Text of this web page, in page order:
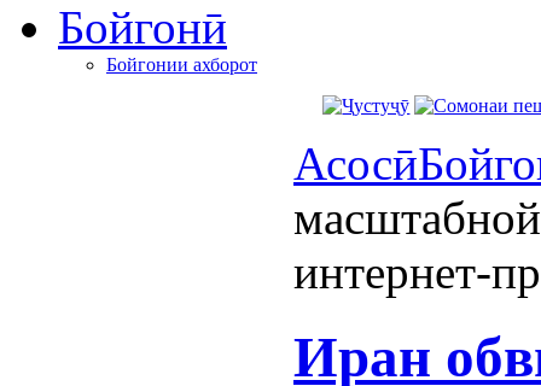
Бойгонӣ
Бойгонии ахборот
Асосӣ
интернет-
Иран